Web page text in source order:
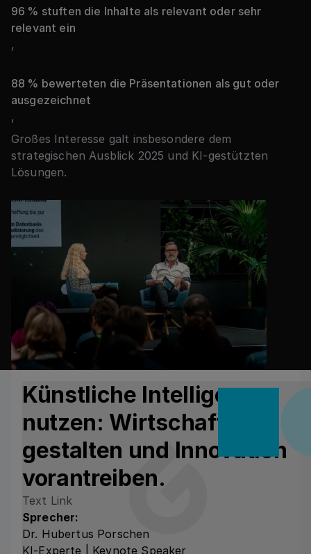
96 % stuften die Inhalte als relevant oder sehr
relevant ein
,
88 % bewerteten die Präsentationen als gut oder
ausgezeichnet
,
Großes Interesse galt insbesondere dem
strategischen Ausblick 2025 und KI-gestützten
Lösungen.
Künstliche Intelligenz
nutzen: Wirtschaft neu
gestalten und Innovation
vorantreiben.
Text Link
Sprecher:
Dr. Hubertus Porschen
KI-Experte | Keynote Speaker